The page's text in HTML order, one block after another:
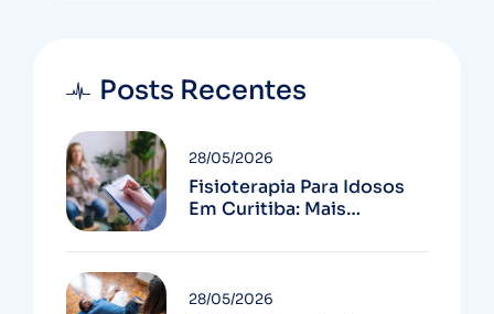
Posts Recentes
Fisioterapia Para Idosos
Em Curitiba: Mais
Quedas
28/05/2026
28/05/2026